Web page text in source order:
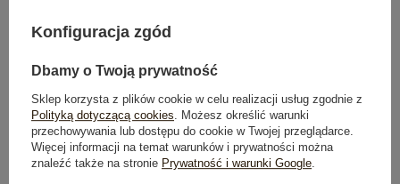
Dostawaod 7,99 zł
Do darmowej dostawy brakuje 200,00 zł
Konfiguracja zgód
Dbamy o Twoją prywatność
Sklep korzysta z plików cookie w celu realizacji usług zgodnie z
Polityką dotyczącą cookies . Możesz określić warunki
przechowywania lub dostępu do cookie w Twojej przeglądarce.
Więcej informacji na temat warunków i prywatności można
znaleźć także na stronie Prywatność i warunki Google